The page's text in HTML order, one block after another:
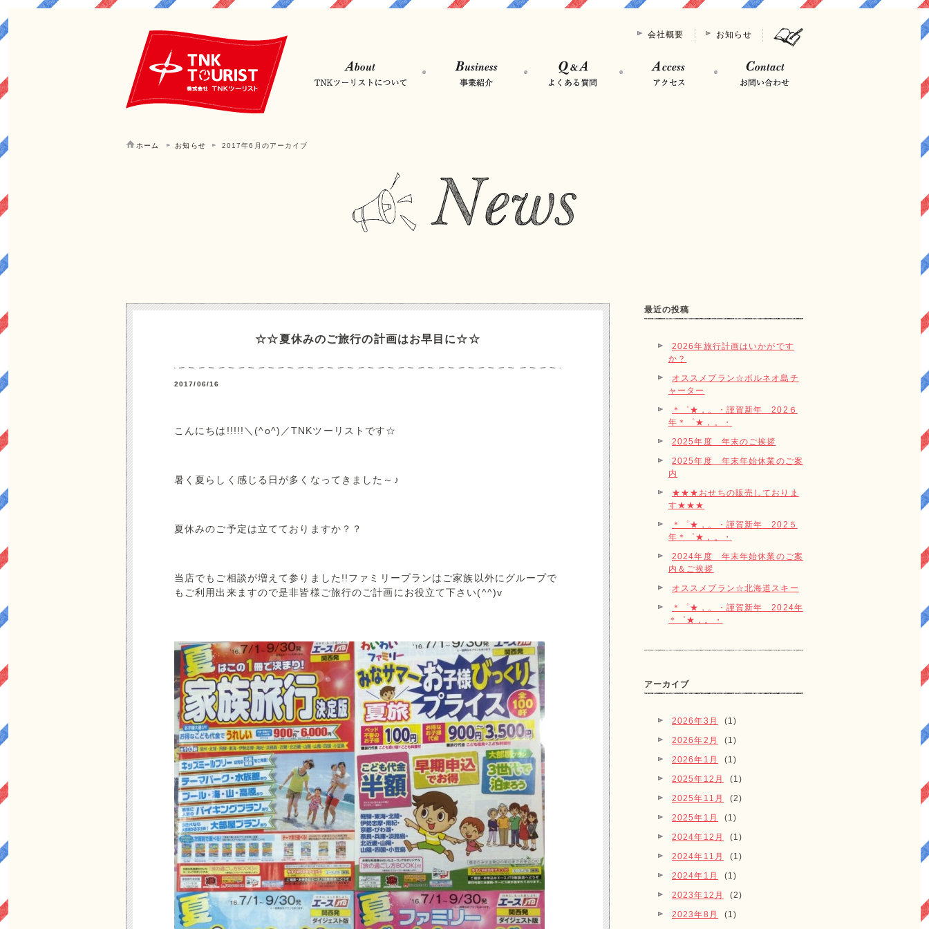
会社概要 お知らせ
ホーム お知らせ 2017年6月のアーカイブ
☆☆夏休みのご旅行の計画はお早目に☆☆
2017/06/16
こんにちは!!!!!＼(^o^)／TNKツーリストです☆
暑く夏らしく感じる日が多くなってきました～♪
夏休みのご予定は立てておりますか？？
当店でもご相談が増えて参りました!!ファミリープランはご家族以外にグループで
もご利用出来ますので是非皆様ご旅行のご計画にお役立て下さい(^^)v
最近の投稿
2026年旅行計画はいかがです
か？
オススメプラン☆ボルネオ島チ
ャーター
＊゜★，。・謹賀新年 202６
年＊゜★，。・
2025年度 年末のご挨拶
2025年度 年末年始休業のご案
内
★★★おせちの販売しておりま
す★★★
＊゜★，。・謹賀新年 202５
年＊゜★，。・
2024年度 年末年始休業のご案
内＆ご挨拶
オススメプラン☆北海道スキー
＊゜★，。・謹賀新年 2024年
＊゜★，。・
アーカイブ
2026年3月
(1)
2026年2月
(1)
2026年1月
(1)
2025年12月
(1)
2025年11月
(2)
2025年1月
(1)
2024年12月
(1)
2024年11月
(1)
2024年1月
(1)
2023年12月
(2)
2023年8月
(1)